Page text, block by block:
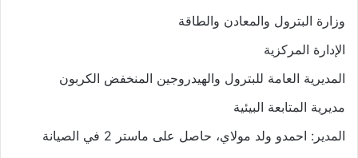
وزارة البترول والمعادن والطاقة
الإدارة المركزية
المديرية العامة للبترول والهيدروجين المنخفض الكربون
مديرية المتابعة البيئية
المدير: احمدو ولد مولاي، حاصل على ماستر 2 في الصيانة